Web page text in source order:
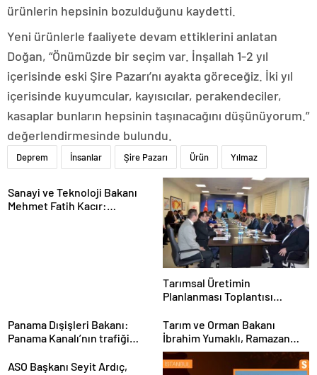
ürünlerin hepsinin bozulduğunu kaydetti.
Yeni ürünlerle faaliyete devam ettiklerini anlatan
Doğan, “Önümüzde bir seçim var. İnşallah 1-2 yıl
içerisinde eski Şire Pazarı’nı ayakta göreceğiz. İki yıl
içerisinde kuyumcular, kayısıcılar, perakendeciler,
kasaplar bunların hepsinin taşınacağını düşünüyorum.”
değerlendirmesinde bulundu.
Deprem İnsanlar Şire Pazarı Ürün Yılmaz
Sanayi ve Teknoloji Bakanı
Mehmet Fatih Kacır:
Tarımsal Üretimin
Planlanması Toplantısı
Panama Dışişleri Bakanı:
Panama Kanalı’nın trafiği
Tarım ve Orman Bakanı
İbrahim Yumaklı, Ramazan
denetimlerini
sıklaştırdıklarını açıkladı
ASO Başkanı Seyit Ardıç,